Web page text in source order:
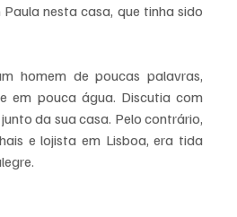
nesta casa, que tinha sido
homem de poucas palavras,
em pouca água. Discutia com
da sua casa. Pelo contrário,
e lojista em Lisboa, era tida